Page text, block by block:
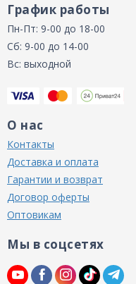
График работы
Пн-Пт: 9-00 до 18-00
Сб: 9-00 до 14-00
Вс: выходной
О нас
Контакты
Доставка и оплата
Гарантии и возврат
Договор оферты
Оптовикам
Мы в соцсетях